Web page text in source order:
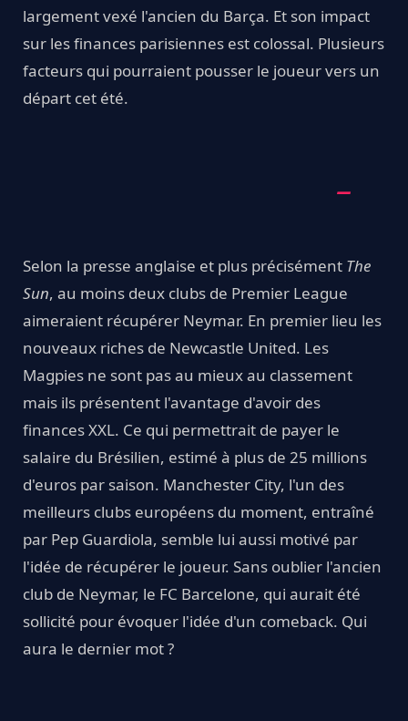
largement vexé l'ancien du Barça. Et son impact
sur les finances parisiennes est colossal. Plusieurs
facteurs qui pourraient pousser le joueur vers un
départ cet été.
Selon la presse anglaise et plus précisément The
Sun, au moins deux clubs de Premier League
aimeraient récupérer Neymar. En premier lieu les
nouveaux riches de Newcastle United. Les
Magpies ne sont pas au mieux au classement
mais ils présentent l'avantage d'avoir des
finances XXL. Ce qui permettrait de payer le
salaire du Brésilien, estimé à plus de 25 millions
d'euros par saison. Manchester City, l'un des
meilleurs clubs européens du moment, entraîné
par Pep Guardiola, semble lui aussi motivé par
l'idée de récupérer le joueur. Sans oublier l'ancien
club de Neymar, le FC Barcelone, qui aurait été
sollicité pour évoquer l'idée d'un comeback. Qui
aura le dernier mot ?